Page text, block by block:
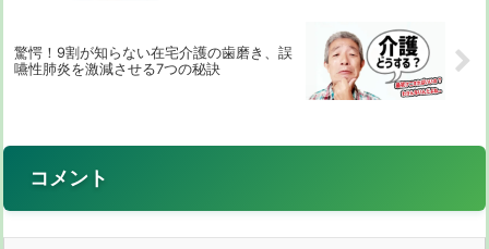
驚愕！9割が知らない在宅介護の歯磨き、誤
嚥性肺炎を激減させる7つの秘訣
コメント